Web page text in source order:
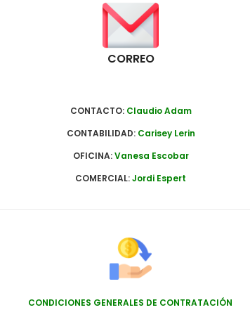
CORREO
CONTACTO: Claudio Adam
CONTABILIDAD: Carisey Lerin
OFICINA:Vanesa Escobar
COMERCIAL:Jordi Espert
CONDICIONES GENERALES DE CONTRATACIÓN